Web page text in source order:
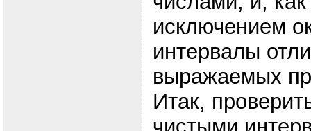
исключением
интервалы
выражаемых
Итак,